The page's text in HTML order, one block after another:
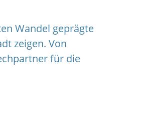
Wandel geprägte
zeigen. Von
für die